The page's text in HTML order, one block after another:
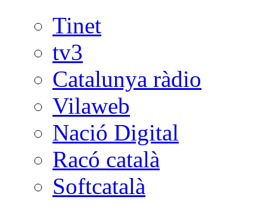
Tinet
tv3
Catalunya ràdio
Vilaweb
Nació Digital
Racó català
Softcatalà